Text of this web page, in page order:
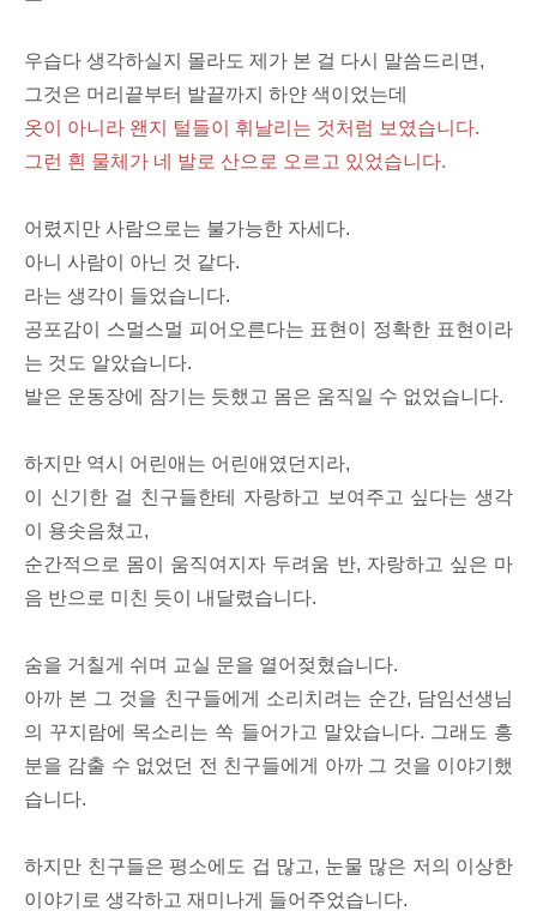
우습다 생각하실지 몰라도 제가 본 걸 다시 말씀드리면,
그것은 머리끝부터 발끝까지 하얀 색이었는데
옷이 아니라 왠지 털들이 휘날리는 것처럼 보였습니다.
그런 흰 물체가 네 발로 산으로 오르고 있었습니다.
어렸지만 사람으로는 불가능한 자세다.
아니 사람이 아닌 것 같다.
라는 생각이 들었습니다.
공포감이 스멀스멀 피어오른다는 표현이 정확한 표현이라
는 것도 알았습니다.
발은 운동장에 잠기는 듯했고 몸은 움직일 수 없었습니다.
하지만 역시 어린애는 어린애였던지라,
이 신기한 걸 친구들한테 자랑하고 보여주고 싶다는 생각
이 용솟음쳤고,
순간적으로 몸이 움직여지자 두려움 반, 자랑하고 싶은 마
음 반으로 미친 듯이 내달렸습니다.
숨을 거칠게 쉬며 교실 문을 열어젖혔습니다.
아까 본 그 것을 친구들에게 소리치려는 순간, 담임선생님
의 꾸지람에 목소리는 쏙 들어가고 말았습니다. 그래도 흥
분을 감출 수 없었던 전 친구들에게 아까 그 것을 이야기했
습니다.
하지만 친구들은 평소에도 겁 많고, 눈물 많은 저의 이상한
이야기로 생각하고 재미나게 들어주었습니다.